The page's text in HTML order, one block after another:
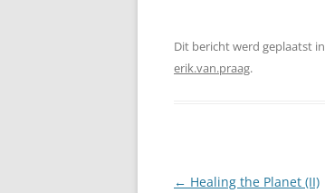
Dit bericht werd geplaatst in
erik.van.praag.
Berichtnavigatie
← Healing the Planet (II)